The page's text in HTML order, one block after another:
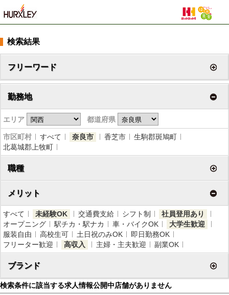
検索結果
フリーワード
勤務地
エリア 都道府県
市区町村 すべて 奈良市 香芝市
生駒郡斑鳩町
北葛城郡上牧町
職種
メリット
すべて 未経験OK 交通費支給 シフト制
社員登用あり
オープニング
駅チカ・駅ナカ 車・バイクOK
大学生歓迎
服装自由
高校生可 土日祝のみOK
即日勤務OK
フリーター歓迎
高収入 主婦・主夫歓迎 副業OK
ブランド
検索条件に該当する求人情報公開中店舗がありません